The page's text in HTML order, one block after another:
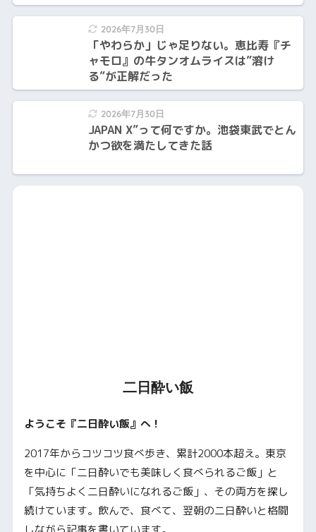
2026年7月30日
「やわらか」じゃ足りない。恵比寿『チ
ャモロ』の牛タンオムライスは”溶け
る”が正解だった
2026年7月30日
JAPAN X”って何ですか。池袋東武でとん
かつ欲を満たしてきた話
二日酔い飯
ようこそ『二日酔い飯』へ！
2017年からコツコツ食べ歩き、累計2000本超え。東京
を中心に「二日酔いでも美味しく食べられるご飯」と
「気持ちよく二日酔いになれるご飯」、その両方を探し
続けています。飲んで、食べて、翌朝の二日酔いと格闘